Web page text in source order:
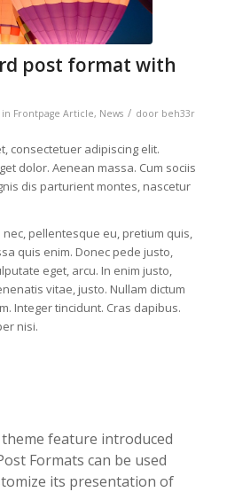
post format with
in Frontpage Article, News / door beh33r
consectetuer adipiscing elit.
dolor. Aenean massa. Cum sociis
dis parturient montes, nascetur
pellentesque eu, pretium quis,
quis enim. Donec pede justo,
eget, arcu. In enim justo,
vitae, justo. Nullam dictum
Integer tincidunt. Cras dapibus.
nisi.
feature introduced
Formats can be used
its presentation of